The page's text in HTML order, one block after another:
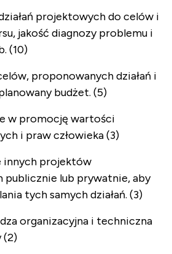
projektowych do celów i
jakość diagnozy problemu i
(10)
proponowanych działań i
budżet. (5)
w promocję wartości
i praw człowieka (3)
innych projektów
publicznie lub prywatnie, aby
tych samych działań. (3)
organizacyjna i techniczna
(2)